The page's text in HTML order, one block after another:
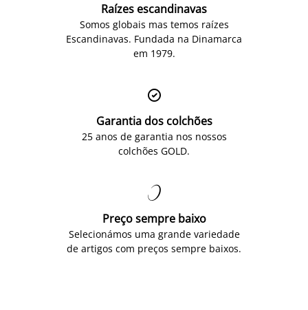
Raízes escandinavas
Somos globais mas temos raízes
Escandinavas. Fundada na Dinamarca
em 1979.

Garantia dos colchões
25 anos de garantia nos nossos
colchões GOLD.

Preço sempre baixo
Selecionámos uma grande variedade
de artigos com preços sempre baixos.